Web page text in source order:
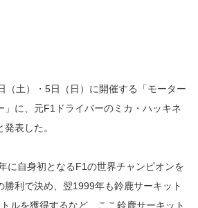
（土）・5日（日）に開催する「モーター
」に、元F1ドライバーのミカ・ハッキネ
表した。
に自身初となるF1の世界チャンピオンを
勝利で決め、翌1999年も鈴鹿サーキット
ルを獲得するなど、ここ鈴鹿サーキット